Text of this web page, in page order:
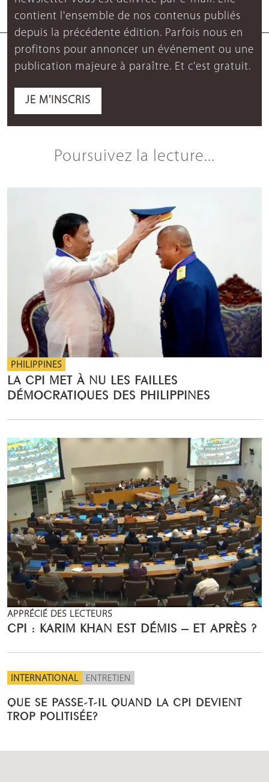
contient l'ensemble de nos contenus publiés
depuis la précédente édition. Parfois nous en
profitons pour annoncer un événement ou une
publication majeure à paraître. Et c'est gratuit.
JE M'INSCRIS
Poursuivez la lecture...
PHILIPPINES
LA CPI MET À NU LES FAILLES
DÉMOCRATIQUES DES PHILIPPINES
APPRÉCIÉ DES LECTEURS
CPI : KARIM KHAN EST DÉMIS – ET APRÈS ?
INTERNATIONAL ENTRETIEN
QUE SE PASSE-T-IL QUAND LA CPI DEVIENT
TROP POLITISÉE?